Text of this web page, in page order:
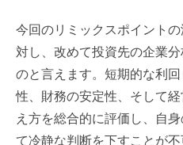
今回のリミックスポイント
対し、改めて投資先の企業
のと言えます。短期的な利
性、財務の安定性、そして
え方を総合的に評価し、自
て冷静な判断を下すことが不